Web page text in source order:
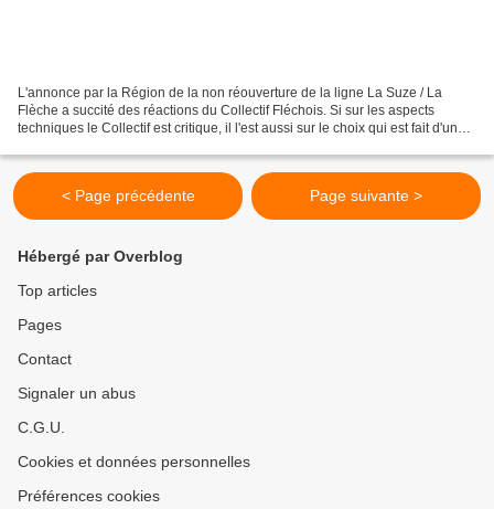
L'annonce par la Région de la non réouverture de la ligne La Suze / La
Flèche a succité des réactions du Collectif Fléchois. Si sur les aspects
techniques le Collectif est critique, il l'est aussi sur le choix qui est fait d'une
< Page précédente Page suivante >
Hébergé par Overblog
Top articles
Pages
Contact
Signaler un abus
C.G.U.
Cookies et données personnelles
Préférences cookies